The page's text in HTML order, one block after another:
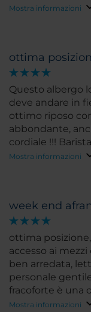
riscontrato
receptionist ha
Mostra informazioni
ottima
Questo albergo
deve andare in
ottimo riposo
abbondante,
cordiale !!!
Mostra informazioni
week end
ottima
accesso ai
ben arredata,
personale
fracoforte è una
prezzo
Mostra informazioni